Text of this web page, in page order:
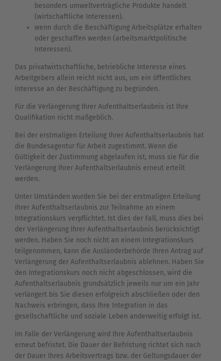
besonders umweltverträgliche Produkte handelt
(wirtschaftliche Interessen).
wenn durch die Beschäftigung Arbeitsplätze erhalten
oder geschaffen werden (arbeitsmarktpolitische
Interessen).
Das privatwirtschaftliche, betriebliche Interesse eines
Arbeitgebers allein reicht nicht aus, um ein öffentliches
Interesse an der Beschäftigung zu begründen.
Für die Verlängerung Ihrer Aufenthaltserlaubnis ist Ihre
Qualifikation nicht maßgeblich.
Bei der erstmaligen Erteilung Ihrer Aufenthaltserlaubnis hat
die Bundesagentur für Arbeit zugestimmt. Wenn die
Gültigkeit der Zustimmung abgelaufen ist, muss sie für die
Verlängerung Ihrer Aufenthaltserlaubnis erneut erteilt
werden.
Unter Umständen wurden Sie bei der erstmaligen Erteilung
Ihrer Aufenthaltserlaubnis zur Teilnahme an einem
Integrationskurs verpflichtet. Ist dies der Fall, muss dies bei
der Verlängerung Ihrer Aufenthaltserlaubnis berücksichtigt
werden. Haben Sie noch nicht an einem Integrationskurs
teilgenommen, kann die Ausländerbehörde Ihren Antrag auf
Verlängerung der Aufenthaltserlaubnis ablehnen. Haben Sie
den Integrationskurs noch nicht abgeschlossen, wird die
Aufenthaltserlaubnis grundsätzlich jeweils nur um ein Jahr
verlängert bis Sie diesen erfolgreich abschließen oder den
Nachweis erbringen, dass Ihre Integration in das
gesellschaftliche und soziale Leben anderweitig erfolgt ist.
Im Falle der Verlängerung wird Ihre Aufenthaltserlaubnis
erneut befristet. Die Dauer der Befristung richtet sich nach
der Dauer Ihres Arbeitsvertrags bzw. der Geltungsdauer der